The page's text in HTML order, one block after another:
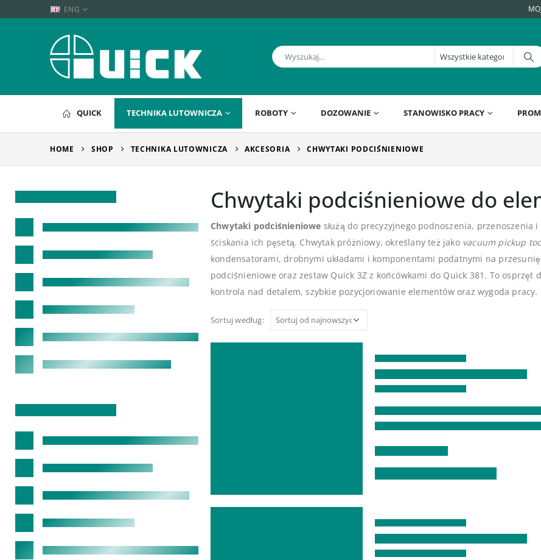
ENG
QUICK TECHNIKA LUTOWNICZA ROBOTY DOZOWANIE STANOWISKO PRACY
HOME SHOP TECHNIKA LUTOWNICZA AKCESORIA CHWYTAKI PODCIŚNIENIOWE
Chwytaki podciśnieniowe do
Chwytaki podciśnieniowe służą do precyzyjnego podnoszenia, przenoszenia
ściskania ich pęsetą. Chwytak próżniowy, określany też jako vacuum pickup
kondensatorami, drobnymi układami i komponentami podatnymi na
podciśnieniowe oraz zestaw Quick 3Z z końcówkami do Quick 381. To
kontrola nad detalem, szybkie pozycjonowanie elementów oraz wygoda pracy.
Sortuj według: